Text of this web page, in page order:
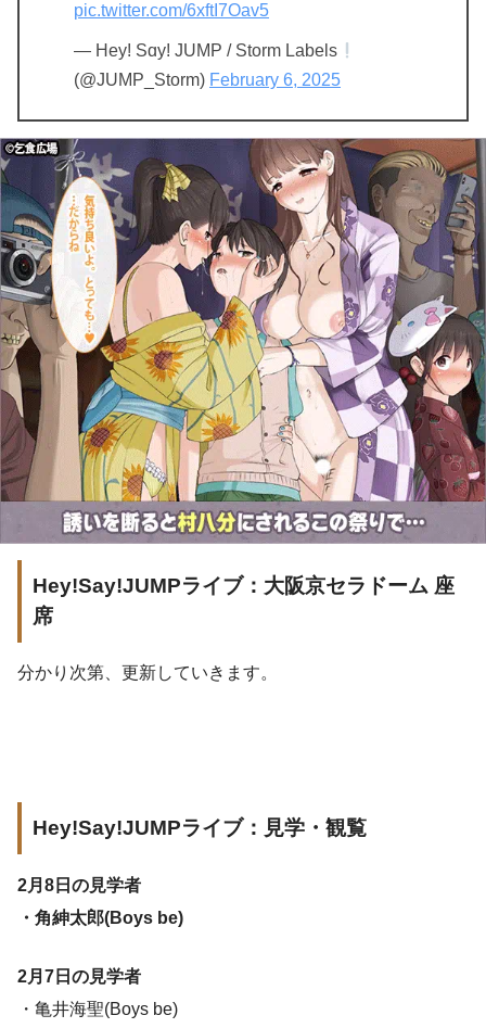
pic.twitter.com/6xftI7Oav5
— Hey! Sɑy! JUMP / Storm Labels
(@JUMP_Storm) February 6, 2025
Hey!Say!JUMPライブ：大阪京セラドーム 座
席
分かり次第、更新していきます。
Hey!Say!JUMPライブ：見学・観覧
2月8日の見学者
・角紳太郎(Boys be)
2月7日の見学者
・亀井海聖(Boys be)